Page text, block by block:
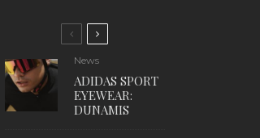
News
ADIDAS SPORT
EYEWEAR:
DUNAMIS